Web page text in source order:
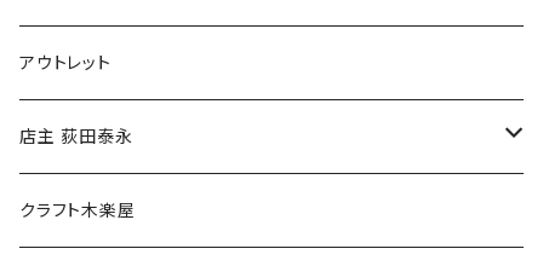
マグカップ
傘
食料品
アウトレット
店主 荻田泰永
書籍
クラフト木楽屋